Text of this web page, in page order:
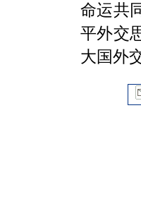
命运共
平外交
大国外